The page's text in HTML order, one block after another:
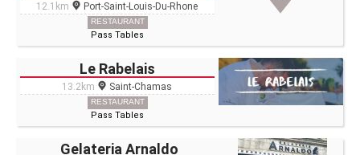
12.1km Port-Saint-Louis-Du-Rhone
RESTAURANT
Pass Tables
Le Rabelais
13.2km Saint-Chamas
RESTAURANT
Pass Tables
Gelateria Arnaldo